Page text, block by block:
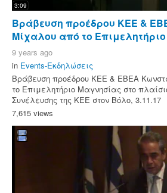
3:09
Βράβευση προέδρου ΚΕΕ &
Μίχαλου από το
9 years ago
in Events-Εκδηλώσεις
Βράβευση προέδρου ΚΕΕ & ΕΒΕΑ
το Επιμελητήριο Μαγνησίας στο
Συνέλευσης της ΚΕΕ στον Βόλο, 3.11.17
7,615 views